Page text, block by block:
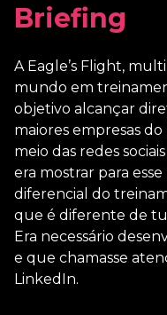
Briefing
A Eagle’s Flight,
mundo em
objetivo alcançar
maiores empresas
meio das redes
era mostrar para
diferencial do
que é diferente de
Era necessário
e que chamasse
LinkedIn.